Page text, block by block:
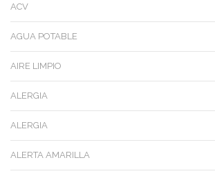
ACV
AGUA POTABLE
AIRE LIMPIO
ALERGIA
ALERGIA
ALERTA AMARILLA